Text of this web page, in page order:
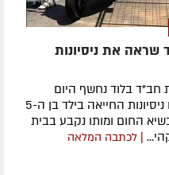
את ניסיונות
חב"ד בלוד נחשף היום
לסיטואציה בה אנשי ההצלה ביצעו ניסיונות החייאה בילד בן ה-5
החום ומותו נקבע בבית
| לכתבה המלאה